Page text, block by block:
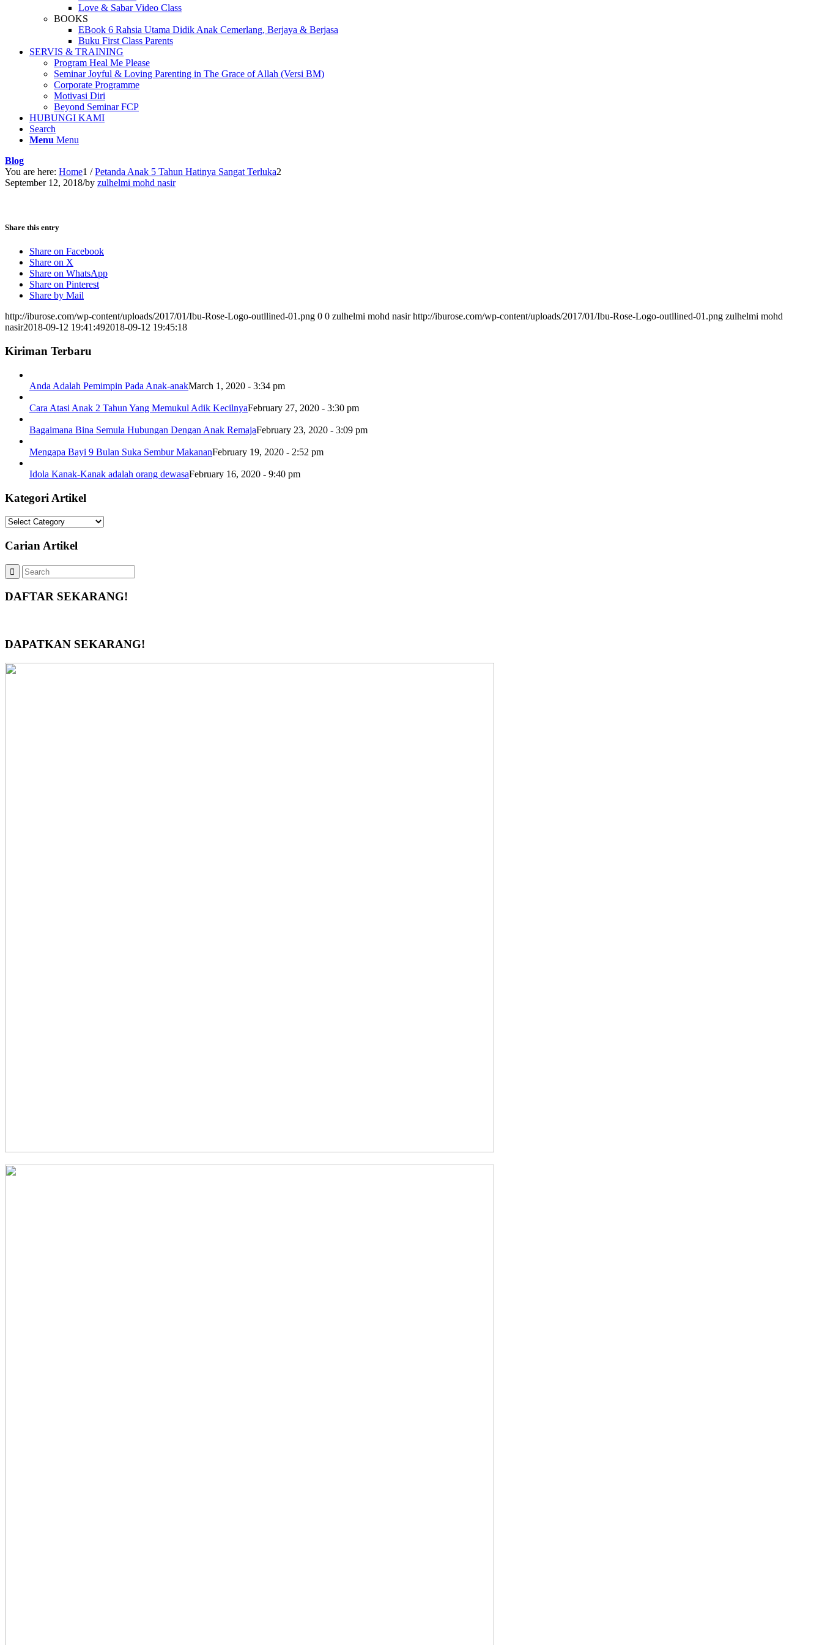
Love & Sabar Video Class
BOOKS
EBook 6 Rahsia Utama Didik Anak Cemerlang, Berjaya & Berjasa
Buku First Class Parents
SERVIS & TRAINING
Program Heal Me Please
Seminar Joyful & Loving Parenting in The Grace of Allah (Versi BM)
Corporate Programme
Motivasi Diri
Beyond Seminar FCP
HUBUNGI KAMI
Search
Menu Menu
Blog
You are here: Home1 / Petanda Anak 5 Tahun Hatinya Sangat Terluka2
September 12, 2018/by zulhelmi mohd nasir
Share this entry
Share on Facebook
Share on X
Share on WhatsApp
Share on Pinterest
Share by Mail
http://iburose.com/wp-content/uploads/2017/01/Ibu-Rose-Logo-outllined-01.png 0 0 zulhelmi mohd nasir http://iburose.com/wp-content/uploads/2017/01/Ibu-Rose-Logo-outllined-01.png zulhelmi mohd
nasir2018-09-12 19:41:492018-09-12 19:45:18
Kiriman Terbaru
Anda Adalah Pemimpin Pada Anak-anakMarch 1, 2020 - 3:34 pm
Cara Atasi Anak 2 Tahun Yang Memukul Adik KecilnyaFebruary 27, 2020 - 3:30 pm
Bagaimana Bina Semula Hubungan Dengan Anak RemajaFebruary 23, 2020 - 3:09 pm
Mengapa Bayi 9 Bulan Suka Sembur MakananFebruary 19, 2020 - 2:52 pm
Idola Kanak-Kanak adalah orang dewasaFebruary 16, 2020 - 9:40 pm
Kategori Artikel
Kategori
Carian Artikel
DAFTAR SEKARANG!
DAPATKAN SEKARANG!